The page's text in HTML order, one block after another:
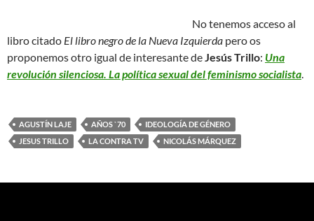
No tenemos acceso al
libro citado El libro negro de la Nueva Izquierda pero os
proponemos otro igual de interesante deJesús Trillo: Una
revolución silenciosa. La política sexual del feminismo socialista.
AGUSTÍN LAJE AÑOS `70
IDEOLOGÍA DE GÉNERO
JESUS TRILLO
LA CONTRA TV NICOLÁS MÁRQUEZ